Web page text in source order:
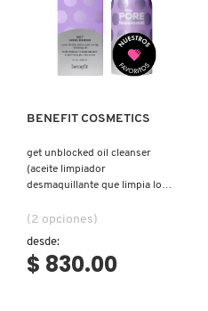
JEAN PAUL GAULTIER
Ver más
BENEFIT COSMETICS
get unblocked oil cleanser
(aceite limpiador
desmaquillante que limpia los
(2 opciones)
desde:
$ 830.00